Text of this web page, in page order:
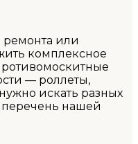
ремонта или
комплексное
— роллеты,
искать разных
перечень нашей